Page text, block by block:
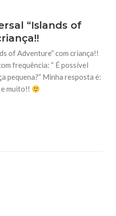
“Islands of
of Adventure” com criança!!
frequência: “ É possível
pequena?” Minha resposta é:
e muito!!